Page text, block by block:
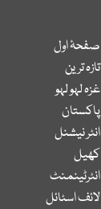
صفحۂ اول
تازہ ترین
غزہ لہو لہو
پاکستان
انٹر نیشنل
کھیل
انٹرٹینمنٹ
لائف اسٹائل